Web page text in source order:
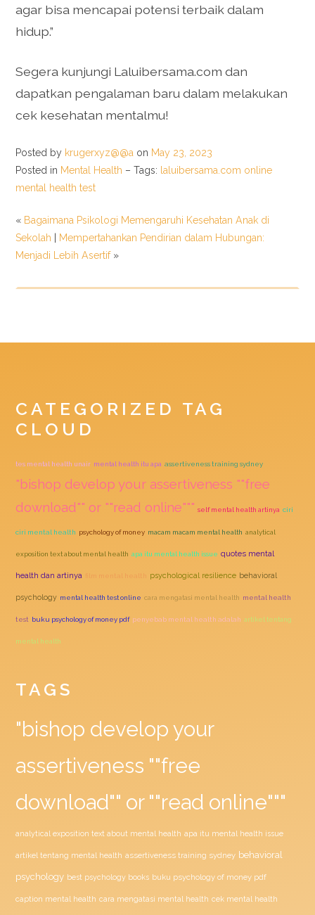
agar bisa mencapai potensi terbaik dalam
hidup.”
Segera kunjungi Laluibersama.com dan
dapatkan pengalaman baru dalam melakukan
cek kesehatan mentalmu!
Posted by krugerxyz@@a on May 23, 2023
Posted in Mental Health – Tags: laluibersama.com online
mental health test
« Bagaimana Psikologi Memengaruhi Kesehatan Anak di
Sekolah
Mempertahankan Pendirian dalam Hubungan:
Menjadi Lebih Asertif»
CATEGORIZED TAG
CLOUD
tes mental health unair mental health itu apa assertiveness training sydney
"bishop develop your assertiveness ""free
download"" or ""read online""" self mental health artinya ciri
ciri mental health psychology of money macam macam mental health analytical
exposition text about mental health apa itu mental health issue quotes mental
health dan artinya film mental health psychological resilience behavioral
psychology mental health test online cara mengatasi mental health mental health
test buku psychology of money pdf penyebab mental health adalah artikel tentang
mental health
TAGS
"bishop develop your
assertiveness ""free
download"" or ""read online"""
analytical exposition text about mental health apa itu mental health issue
artikel tentang mental health assertiveness training sydney behavioral
psychology best psychology books buku psychology of money pdf
caption mental health cara mengatasi mental health cek mental health